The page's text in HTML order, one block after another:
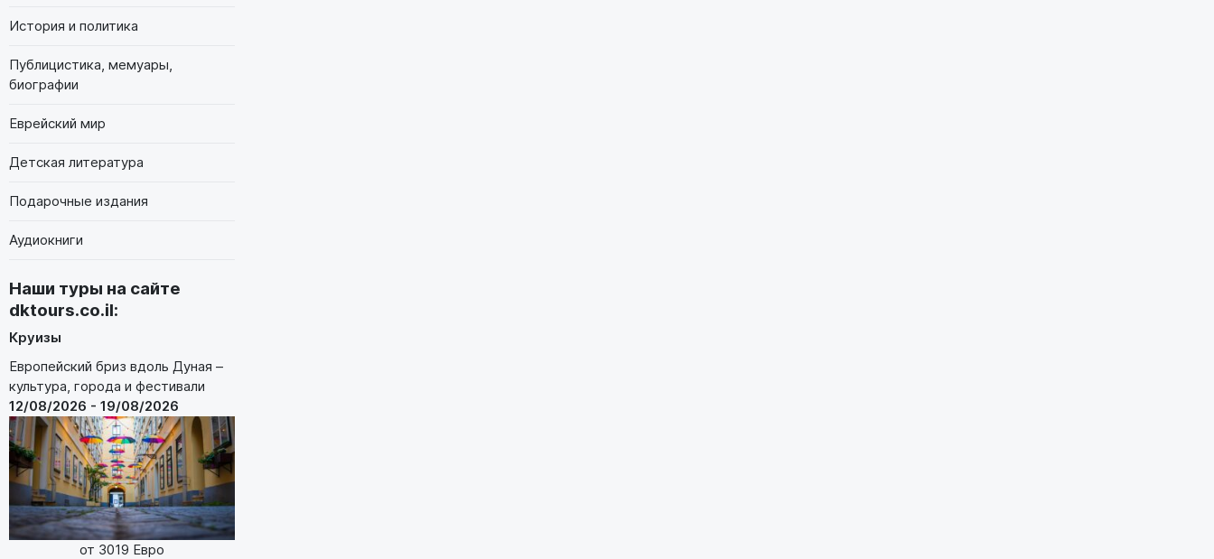
История и политика
Публицистика, мемуары,
биографии
Еврейский мир
Детская литература
Подарочные издания
Аудиокниги
Наши туры на сайте
dktours.co.il:
Круизы
Европейский бриз вдоль Дуная –
культура, города и фестивали
12/08/2026 - 19/08/2026
от 3019 Евро